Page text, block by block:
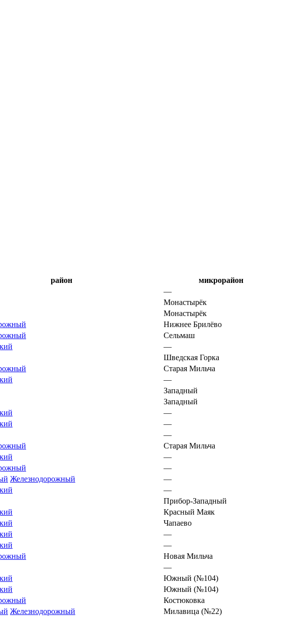
район
микрорайон
—
Монастырёк
Монастырёк
Нижнее Брилёво
Сельмаш
—
Шведская Горка
Старая Мильча
—
Западный
Западный
—
—
—
Старая Мильча
—
—
Железнодорожный
—
—
Прибор-Западный
Красный Маяк
Чапаево
—
—
Новая Мильча
—
Южный (№104)
Южный (№104)
Костюковка
Железнодорожный Милавица (№22)